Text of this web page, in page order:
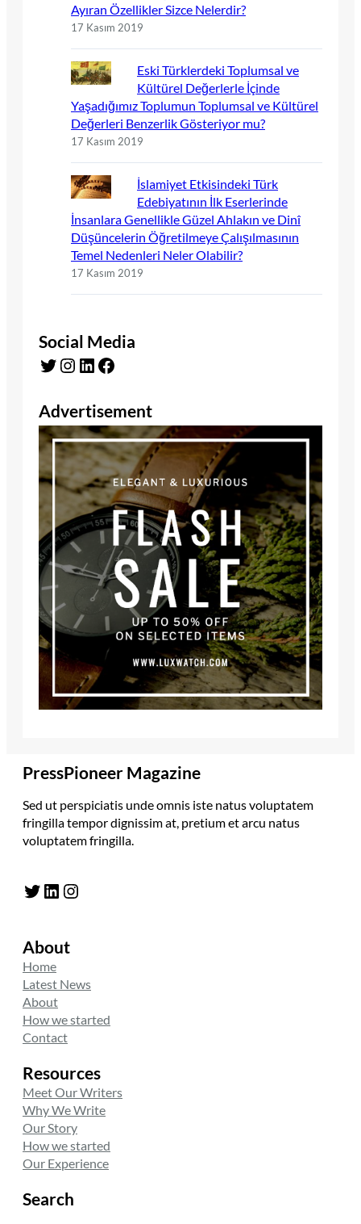
Ayıran Özellikler Sizce Nelerdir?
17 Kasım 2019
Eski Türklerdeki Toplumsal ve
Kültürel Değerlerle İçinde
Yaşadığımız Toplumun Toplumsal ve Kültürel
Değerleri Benzerlik Gösteriyor mu?
17 Kasım 2019
İslamiyet Etkisindeki Türk
Edebiyatının İlk Eserlerinde
İnsanlara Genellikle Güzel Ahlakın ve Dinî
Düşüncelerin Öğretilmeye Çalışılmasının
Temel Nedenleri Neler Olabilir?
17 Kasım 2019
Social Media
Twitter Instagram LinkedIn Facebook
Advertisement
PressPioneer Magazine
Sed ut perspiciatis unde omnis iste natus voluptatem
fringilla tempor dignissim at, pretium et arcu natus
voluptatem fringilla.
Twitter LinkedIn Instagram
About
Home
Latest News
About
How we started
Contact
Resources
Meet Our Writers
Why We Write
Our Story
How we started
Our Experience
Search